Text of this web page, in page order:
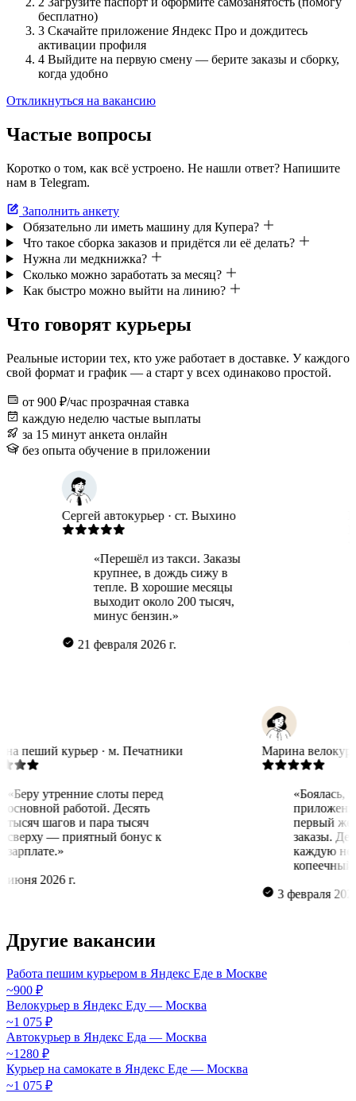
бесплатно)
3 Скачайте приложение Яндекс Про и дождитесь
активации профиля
4 Выйдите на первую смену — берите заказы и сборку,
когда удобно
Откликнуться на вакансию
Частые вопросы
Коротко о том, как всё устроено. Не нашли ответ? Напишите
нам в Telegram.
Заполнить анкету
Обязательно ли иметь машину для Купера?
Что такое сборка заказов и придётся ли её делать?
Нужна ли медкнижка?
Сколько можно заработать за месяц?
Как быстро можно выйти на линию?
Что говорят курьеры
Реальные истории тех, кто уже работает в доставке. У каждого
свой формат и график — а старт у всех одинаково простой.
от 900 ₽/час прозрачная ставка
каждую неделю частые выплаты
за 15 минут анкета онлайн
без опыта обучение в приложении
автокурьер · ст. Выхино
«Перешёл из такси. Заказы
крупнее, в дождь сижу в
тепле. В хорошие месяцы
выходит около 200 тысяч,
минус бензин.»
21 февраля 2026 г.
Татьяна пеший курьер · м. Печатники
«Беру утренние слоты перед
основной работой. Десять
тысяч шагов и пара тысяч
сверху — приятный бонус к
зарплате.»
16 июня 2026 г.
Марина
3
Другие вакансии
Работа пешим курьером в Яндекс Еде в Москве
~900 ₽
Велокурьер в Яндекс Еду — Москва
~1 075 ₽
Автокурьер в Яндекс Еда — Москва
~1280 ₽
Курьер на самокате в Яндекс Еде — Москва
~1 075 ₽